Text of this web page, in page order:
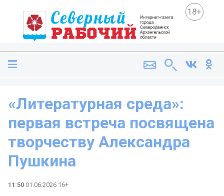
18+
«Литературная среда»:
первая встреча посвящена
творчеству Александра
Пушкина
11:50 01.06.2026 16+